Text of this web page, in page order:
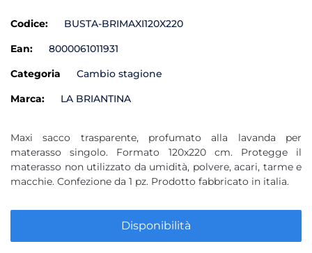
Codice:
BUSTA-BRIMAXI120X220
Ean:
8000061011931
Categoria
Cambio stagione
Marca:
LA BRIANTINA
Maxi sacco trasparente, profumato alla lavanda per
materasso singolo. Formato 120x220 cm. Protegge il
materasso non utilizzato da umidità, polvere, acari, tarme e
macchie. Confezione da 1 pz. Prodotto fabbricato in italia.
Disponibilità